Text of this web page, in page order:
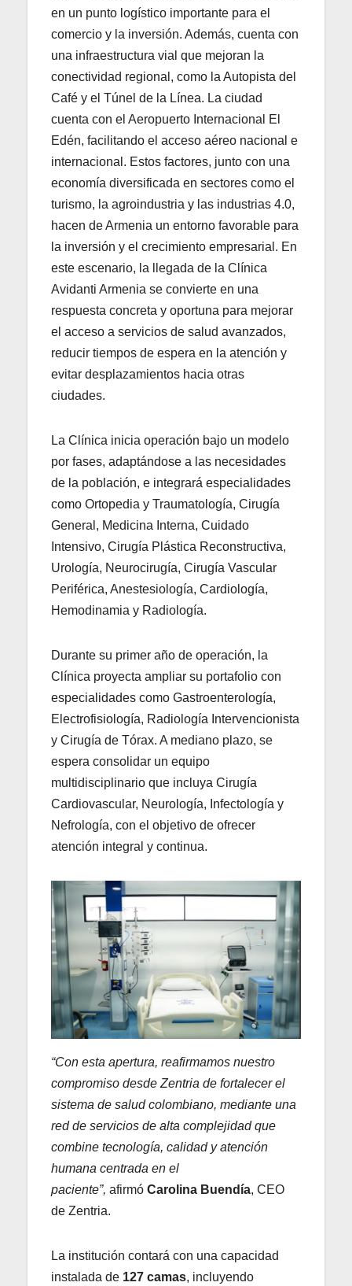
en un punto logístico importante para el
comercio y la inversión. Además, cuenta con
una infraestructura vial que mejoran la
conectividad regional, como la Autopista del
Café y el Túnel de la Línea. La ciudad
cuenta con el Aeropuerto Internacional El
Edén, facilitando el acceso aéreo nacional e
internacional. Estos factores, junto con una
economía diversificada en sectores como el
turismo, la agroindustria y las industrias 4.0,
hacen de Armenia un entorno favorable para
la inversión y el crecimiento empresarial. En
este escenario, la llegada de la Clínica
Avidanti Armenia se convierte en una
respuesta concreta y oportuna para mejorar
el acceso a servicios de salud avanzados,
reducir tiempos de espera en la atención y
evitar desplazamientos hacia otras
ciudades.
La Clínica inicia operación bajo un modelo
por fases, adaptándose a las necesidades
de la población, e integrará especialidades
como Ortopedia y Traumatología, Cirugía
General, Medicina Interna, Cuidado
Intensivo, Cirugía Plástica Reconstructiva,
Urología, Neurocirugía, Cirugía Vascular
Periférica, Anestesiología, Cardiología,
Hemodinamia y Radiología.
Durante su primer año de operación, la
Clínica proyecta ampliar su portafolio con
especialidades como Gastroenterología,
Electrofisiología, Radiología Intervencionista
y Cirugía de Tórax. A mediano plazo, se
espera consolidar un equipo
multidisciplinario que incluya Cirugía
Cardiovascular, Neurología, Infectología y
Nefrología, con el objetivo de ofrecer
atención integral y continua.
“Con esta apertura, reafirmamos nuestro
compromiso desde Zentria de fortalecer el
sistema de salud colombiano, mediante una
red de servicios de alta complejidad que
combine tecnología, calidad y atención
humana centrada en el
paciente”, afirmó Carolina Buendía, CEO
de Zentria.
La institución contará con una capacidad
instalada de 127 camas, incluyendo